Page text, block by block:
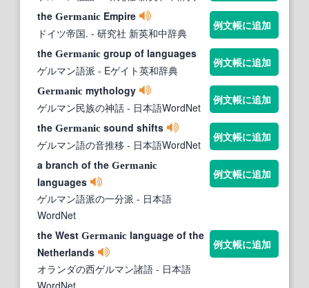
the Germanic Empire
ドイツ帝国. - 研究社 新英和中辞典
例文帳に追加
the Germanic group of languages
ゲルマン語派 - Eゲイト英和辞典
例文帳に追加
Germanic mythology
ゲルマン民族の神話 - 日本語WordNet
例文帳に追加
the Germanic sound shifts
ゲルマン語の音推移 - 日本語WordNet
例文帳に追加
a branch of the Germanic
languages
ゲルマン語派の一分派 - 日本語
WordNet
例文帳に追加
the West Germanic language of the
Netherlands
オランダの西ゲルマン諸語 - 日本語
例文帳に追加